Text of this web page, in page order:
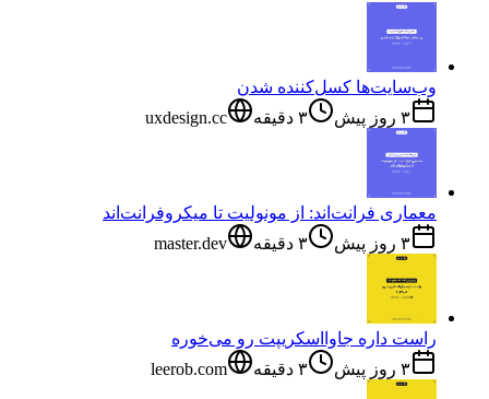
وب‌سایت‌ها کسل‌کننده شدن
۳ روز پیش
۳ دقیقه uxdesign.cc
معماری فرانت‌اند: از مونولیت تا میکروفرانت‌اند
۳ روز پیش
۳ دقیقه master.dev
راست داره جاوااسکریپت رو می‌خوره
۳ روز پیش
۳ دقیقه leerob.com